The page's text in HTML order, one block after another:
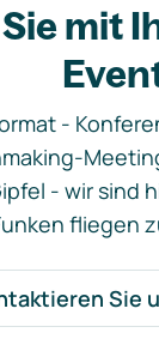
mit
-
- wir sind
fliegen
Sie